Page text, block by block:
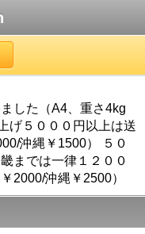
した（A4、重さ4kg
げ５０００円以上は送
沖縄￥1500） ５０
までは一律１２００
2000/沖縄￥2500）